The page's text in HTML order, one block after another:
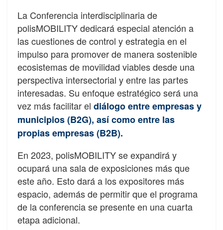
La Conferencia interdisciplinaria de
polisMOBILITY dedicará especial atención a
las cuestiones de control y estrategia en el
impulso para promover de manera sostenible
ecosistemas de movilidad viables desde una
perspectiva intersectorial y entre las partes
interesadas. Su enfoque estratégico será una
vez más facilitar el diálogo entre empresas y
municipios (B2G), así como entre las
propias empresas (B2B).
En 2023, polisMOBILITY se expandirá y
ocupará una sala de exposiciones más que
este año. Esto dará a los expositores más
espacio, además de permitir que el programa
de la conferencia se presente en una cuarta
etapa adicional.